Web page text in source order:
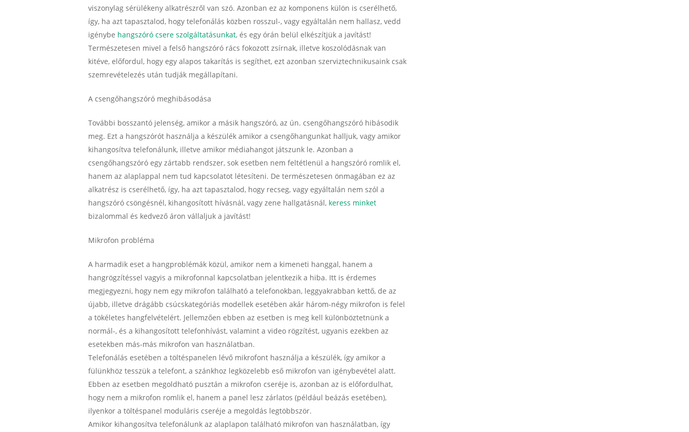
viszonylag sérülékeny alkatrészről van szó. Azonban ez az komponens külön is cserélhető,
így, ha azt tapasztalod, hogy telefonálás közben rosszul-, vagy egyáltalán nem hallasz, vedd
igénybe hangszóró csere szolgáltatásunkat, és egy órán belül elkészítjük a javítást!
Természetesen mivel a felső hangszóró rács fokozott zsírnak, illetve koszolódásnak van
kitéve, előfordul, hogy egy alapos takarítás is segíthet, ezt azonban szerviztechnikusaink csak
szemrevételezés után tudják megállapítani.
A csengőhangszóró meghibásodása
További bosszantó jelenség, amikor a másik hangszóró, az ún. csengőhangszóró hibásodik
meg. Ezt a hangszórót használja a készülék amikor a csengőhangunkat halljuk, vagy amikor
kihangosítva telefonálunk, illetve amikor médiahangot játszunk le. Azonban a
csengőhangszóró egy zártabb rendszer, sok esetben nem feltétlenül a hangszóró romlik el,
hanem az alaplappal nem tud kapcsolatot létesíteni. De természetesen önmagában ez az
alkatrész is cserélhető, így, ha azt tapasztalod, hogy recseg, vagy egyáltalán nem szól a
hangszóró csöngésnél, kihangosított hívásnál, vagy zene hallgatásnál, keress minket
bizalommal és kedvező áron vállaljuk a javítást!
Mikrofon probléma
A harmadik eset a hangproblémák közül, amikor nem a kimeneti hanggal, hanem a
hangrögzítéssel vagyis a mikrofonnal kapcsolatban jelentkezik a hiba. Itt is érdemes
megjegyezni, hogy nem egy mikrofon található a telefonokban, leggyakrabban kettő, de az
újabb, illetve drágább csúcskategóriás modellek esetében akár három-négy mikrofon is felel
a tökéletes hangfelvételért. Jellemzően ebben az esetben is meg kell különböztetnünk a
normál-, és a kihangosított telefonhívást, valamint a video rögzítést, ugyanis ezekben az
esetekben más-más mikrofon van használatban.
Telefonálás esetében a töltéspanelen lévő mikrofont használja a készülék, így amikor a
fülünkhöz tesszük a telefont, a szánkhoz legközelebb eső mikrofon van igénybevétel alatt.
Ebben az esetben megoldható pusztán a mikrofon cseréje is, azonban az is előfordulhat,
hogy nem a mikrofon romlik el, hanem a panel lesz zárlatos (például beázás esetében),
ilyenkor a töltéspanel moduláris cseréje a megoldás legtöbbször.
Amikor kihangosítva telefonálunk az alaplapon található mikrofon van használatban, így